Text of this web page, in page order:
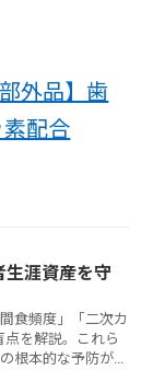
外品】歯
配合
生涯資産を守
食頻度」「二次カ
を解説。これら
根本的な予防が実